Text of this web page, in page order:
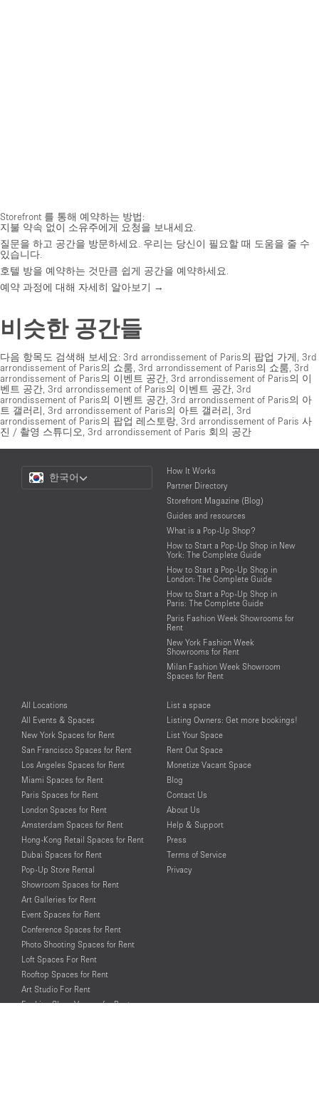
Storefront 를 통해 예약하는 방법:
지불 약속 없이 소유주에게 요청을 보내세요.
질문을 하고 공간을 방문하세요. 우리는 당신이 필요할 때 도움을 줄 수
있습니다.
호텔 방을 예약하는 것만큼 쉽게 공간을 예약하세요.
예약 과정에 대해 자세히 알아보기 →
비슷한 공간들
다음 항목도 검색해 보세요: 3rd arrondissement of Paris의 팝업 가게 3rd
arrondissement of Paris의 쇼룸 3rd arrondissement of Paris의 쇼룸 3rd
arrondissement of Paris의 이벤트 공간 3rd arrondissement of Paris의 이
벤트 공간 3rd arrondissement of Paris의 이벤트 공간 3rd
arrondissement of Paris의 이벤트 공간 3rd arrondissement of Paris의 아
트 갤러리 3rd arrondissement of Paris의 아트 갤러리 3rd
arrondissement of Paris의 팝업 레스토랑 3rd arrondissement of Paris 사
진 / 촬영 스튜디오 3rd arrondissement of Paris 회의 공간
Choose
Language
한국어
How It Works
Partner Directory
Storefront Magazine (Blog)
Guides and resources
What is a Pop-Up Shop?
How to Start a Pop-Up Shop in New
York: The Complete Guide
How to Start a Pop-Up Shop in
London: The Complete Guide
How to Start a Pop-Up Shop in
Paris: The Complete Guide
Paris Fashion Week Showrooms for
Rent
New York Fashion Week
Showrooms for Rent
Milan Fashion Week Showroom
Spaces for Rent
All Locations
All Events & Spaces
New York Spaces for Rent
San Francisco Spaces for Rent
Los Angeles Spaces for Rent
Miami Spaces for Rent
Paris Spaces for Rent
London Spaces for Rent
Amsterdam Spaces for Rent
Hong-Kong Retail Spaces for Rent
Dubai Spaces for Rent
Pop-Up Store Rental
Showroom Spaces for Rent
Art Galleries for Rent
Event Spaces for Rent
Conference Spaces for Rent
Photo Shooting Spaces for Rent
Loft Spaces For Rent
Rooftop Spaces for Rent
Art Studio For Rent
Fashion Show Venues for Rent
List a space
Listing Owners: Get more bookings!
List Your Space
Rent Out Space
Monetize Vacant Space
Blog
Contact Us
About Us
Help & Support
Press
Terms of Service
Privacy